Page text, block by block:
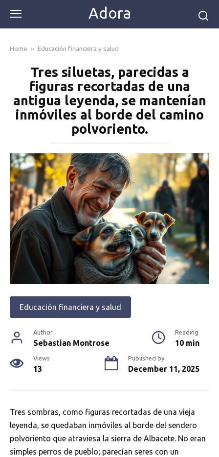
content
Adora
Home » Educación financiera y salud
Tres siluetas, parecidas a
figuras recortadas de una
antigua leyenda, se mantenían
inmóviles al borde del camino
polvoriento.
Educación financiera y salud
Author
Sebastian Montrose
Reading
10 min
Views
13
Published by
December 11, 2025
Tres sombras, como figuras recortadas de una vieja
leyenda, se quedaban inmóviles al borde del sendero
polvoriento que atraviesa la sierra de Albacete. No eran
simples perros de pueblo; parecían seres con un